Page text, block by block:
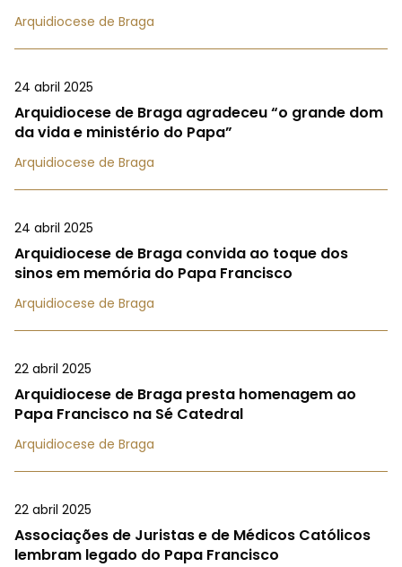
Arquidiocese de Braga
24 abril 2025
Arquidiocese de Braga agradeceu “o grande dom
da vida e ministério do Papa”
Arquidiocese de Braga
24 abril 2025
Arquidiocese de Braga convida ao toque dos
sinos em memória do Papa Francisco
Arquidiocese de Braga
22 abril 2025
Arquidiocese de Braga presta homenagem ao
Papa Francisco na Sé Catedral
Arquidiocese de Braga
22 abril 2025
Associações de Juristas e de Médicos Católicos
lembram legado do Papa Francisco